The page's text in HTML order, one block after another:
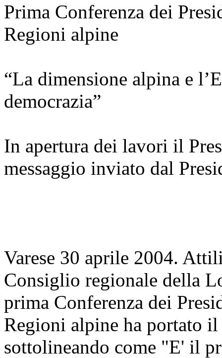
Prima Conferenza dei
Regioni alpine
“La dimensione alpina e
democrazia”
In apertura dei lavori il
messaggio inviato dal
Varese 30 aprile 2004.
Consiglio regionale della
prima Conferenza dei
Regioni alpine ha portato
sottolineando come "E' il